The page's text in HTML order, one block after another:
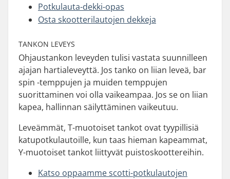
Potkulauta-dekki-opas
Osta skootterilautojen dekkeja
TANKON LEVEYS
Ohjaustankon leveyden tulisi vastata suunnilleen
ajajan hartialeveyttä. Jos tanko on liian leveä, bar
spin -temppujen ja muiden temppujen
suorittaminen voi olla vaikeampaa. Jos se on liian
kapea, hallinnan säilyttäminen vaikeutuu.
Leveämmät, T-muotoiset tankot ovat tyypillisiä
katupotkulautoille, kun taas hieman kapeammat,
Y-muotoiset tankot liittyvät puistoskoottereihin.
Katso oppaamme scotti-potkulautojen